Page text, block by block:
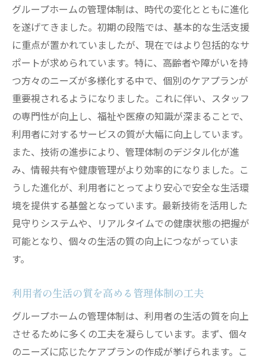
健康管理と日常サポートの連携
グループホーム利用者の安心を築く管理体制の
工夫
日常生活サポートの充実化
個別ケアプランの重要性
レクリエーション活動の役割
利用者のニーズに基づく柔軟な対応
家族との連携強化による安心感の共有
プライバシーを守る管理体制の工夫
信頼されるグループホーム管理体制の構築方法
透明性のある運営体制
定期的な評価と改善のプロセス
スタッフと利用者の信頼関係の構築
外部専門家との連携による支援
信頼性向上のための管理体制の見直し
グループホームの管理体制が家族に与える安心
感
グループホームの管理体制は、時代の変化とともに進化
を遂げてきました。初期の段階では、基本的な生活支援
に重点が置かれていましたが、現在ではより包括的なサ
ポートが求められています。特に、高齢者や障がいを持
つ方々のニーズが多様化する中で、個別のケアプランが
重要視されるようになりました。これに伴い、スタッフ
の専門性が向上し、福祉や医療の知識が深まることで、
利用者に対するサービスの質が大幅に向上しています。
また、技術の進歩により、管理体制のデジタル化が進
み、情報共有や健康管理がより効率的になりました。こ
うした進化が、利用者にとってより安心で安全な生活環
境を提供する基盤となっています。最新技術を活用した
見守りシステムや、リアルタイムでの健康状態の把握が
可能となり、個々の生活の質の向上につながっていま
す。
利用者の生活の質を高める管理体制の工夫
グループホームの管理体制は、利用者の生活の質を向上
させるために多くの工夫を凝らしています。まず、個々
のニーズに応じたケアプランの作成が挙げられます。こ